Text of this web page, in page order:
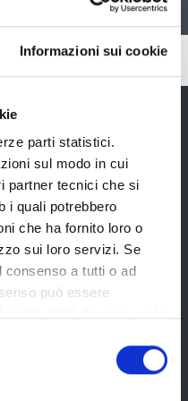
Informazioni sui cookie
parti statistici.
sul modo in cui
partner tecnici che si
i quali potrebbero
che ha fornito loro o
sui loro servizi. Se
consenso a tutti o ad
può essere
Emilia